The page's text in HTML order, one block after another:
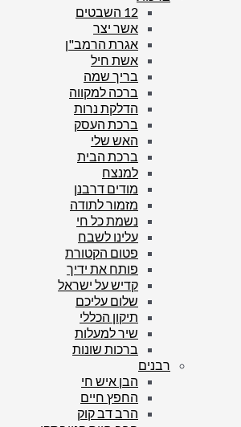
12 השבטים
אשר יצר
אגרת הרמב"ן
אשת חיל
בריך שמה
ברכה למקווה
הדלקת נרות
ברכת העסק
האש שלי
ברכת הבית
למנצח
מודים דרבנן
מזמור לתודה
נשמת כל חי
עלינו לשבח
פטום הקטורת
פותח את ידיך
קדיש על ישראל
שלום עליכם
תיקון הכללי
שיר למעלות
ברכות שונות
רבנים
הבן איש חי
החפץ חיים
הרב דב קוק